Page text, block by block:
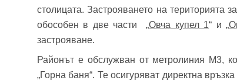
столицата. Застрояването на територията
обособен в две части „Овча купел 1“ и „
застрояване.
Районът е обслужван от метролиния М3,
„Горна баня“. Те осигуряват директна